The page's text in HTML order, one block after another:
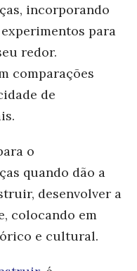
incorporando
para
redor.
comparações
de
o
quando dão a
desenvolver a
colocando em
e cultural.